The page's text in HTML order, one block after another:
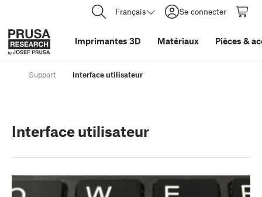
Français Se connecter
Imprimantes 3D Matériaux Pièces &
Support Interface utilisateur
Interface utilisateur